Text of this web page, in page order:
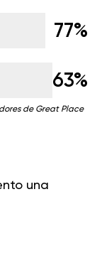
77%
63%
de Great Place
una